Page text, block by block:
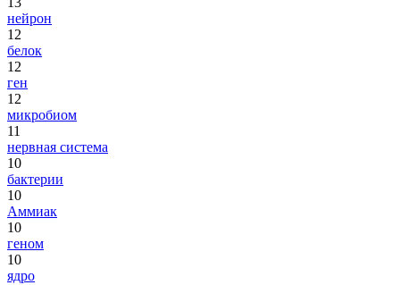
нейрон
12
белок
12
ген
12
микробиом
11
нервная система
10
бактерии
10
Аммиак
10
геном
10
ядро